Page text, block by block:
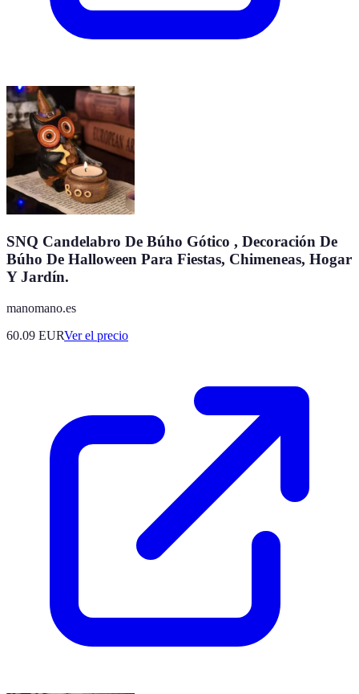
SNQ Candelabro De Búho Gótico , Decoración De
Búho De Halloween Para Fiestas, Chimeneas, Hogar
Y Jardín.
manomano.es
60.09 EURVer el precio